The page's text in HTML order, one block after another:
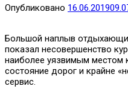
Опубликовано 16.06.2019
Большой наплыв
показал несовершенство
наиболее уязвимым местом
состояние дорог и крайне
сервис.